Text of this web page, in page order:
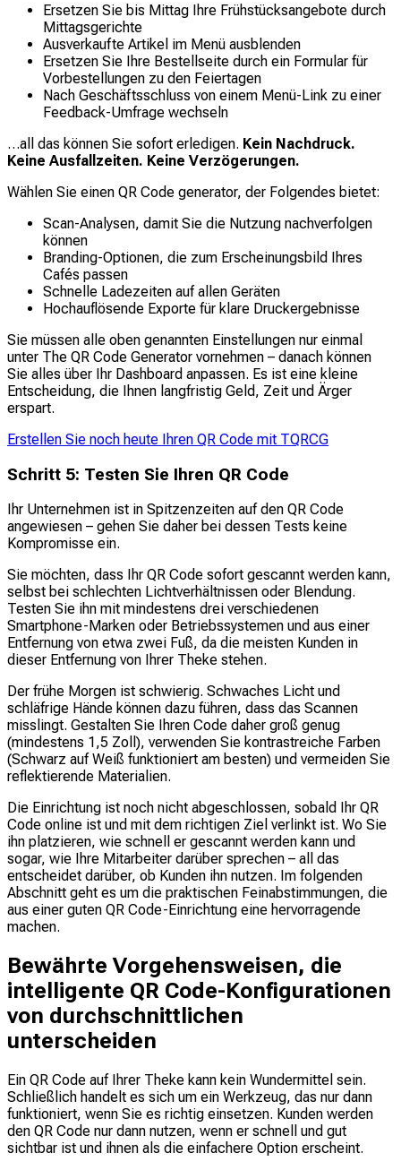
Ersetzen Sie bis Mittag Ihre Frühstücksangebote durch
Mittagsgerichte
Ausverkaufte Artikel im Menü ausblenden
Ersetzen Sie Ihre Bestellseite durch ein Formular für
Vorbestellungen zu den Feiertagen
Nach Geschäftsschluss von einem Menü-Link zu einer
Feedback-Umfrage wechseln
…all das können Sie sofort erledigen. Kein Nachdruck.
Keine Ausfallzeiten. Keine Verzögerungen.
Wählen Sie einen QR Code generator, der Folgendes bietet:
Scan-Analysen, damit Sie die Nutzung nachverfolgen
können
Branding-Optionen, die zum Erscheinungsbild Ihres
Cafés passen
Schnelle Ladezeiten auf allen Geräten
Hochauflösende Exporte für klare Druckergebnisse
Sie müssen alle oben genannten Einstellungen nur einmal
unter The QR Code Generator vornehmen – danach können
Sie alles über Ihr Dashboard anpassen. Es ist eine kleine
Entscheidung, die Ihnen langfristig Geld, Zeit und Ärger
erspart.
Erstellen Sie noch heute Ihren QR Code mit TQRCG
Schritt 5: Testen Sie Ihren QR Code
Ihr Unternehmen ist in Spitzenzeiten auf den QR Code
angewiesen – gehen Sie daher bei dessen Tests keine
Kompromisse ein.
Sie möchten, dass Ihr QR Code sofort gescannt werden kann,
selbst bei schlechten Lichtverhältnissen oder Blendung.
Testen Sie ihn mit mindestens drei verschiedenen
Smartphone-Marken oder Betriebssystemen und aus einer
Entfernung von etwa zwei Fuß, da die meisten Kunden in
dieser Entfernung von Ihrer Theke stehen.
Der frühe Morgen ist schwierig. Schwaches Licht und
schläfrige Hände können dazu führen, dass das Scannen
misslingt. Gestalten Sie Ihren Code daher groß genug
(mindestens 1,5 Zoll), verwenden Sie kontrastreiche Farben
(Schwarz auf Weiß funktioniert am besten) und vermeiden Sie
reflektierende Materialien.
Die Einrichtung ist noch nicht abgeschlossen, sobald Ihr QR
Code online ist und mit dem richtigen Ziel verlinkt ist. Wo Sie
ihn platzieren, wie schnell er gescannt werden kann und
sogar, wie Ihre Mitarbeiter darüber sprechen – all das
entscheidet darüber, ob Kunden ihn nutzen. Im folgenden
Abschnitt geht es um die praktischen Feinabstimmungen, die
aus einer guten QR Code-Einrichtung eine hervorragende
machen.
Bewährte Vorgehensweisen, die
intelligente QR Code-Konfigurationen
von durchschnittlichen
unterscheiden
Ein QR Code auf Ihrer Theke kann kein Wundermittel sein.
Schließlich handelt es sich um ein Werkzeug, das nur dann
funktioniert, wenn Sie es richtig einsetzen. Kunden werden
den QR Code nur dann nutzen, wenn er schnell und gut
sichtbar ist und ihnen als die einfachere Option erscheint.